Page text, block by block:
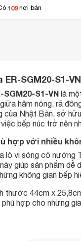
109 nơi bán
SGM20-S1-
S1-VN là
hâm nóng, rã
Nhật Bản, sở
bếp núc trở nên
hợp với nhiều
lò vi sóng có nướng
giúp sản phẩm
không gian bếp
thước 44cm x
hợp cho những